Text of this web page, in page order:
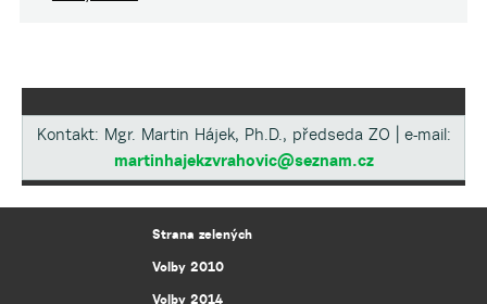
Kontakt: Mgr. Martin Hájek, Ph.D., předseda ZO | e-mail:
martinhajekzvrahovic@seznam.cz
Strana zelených
Volby 2010
Volby 2014